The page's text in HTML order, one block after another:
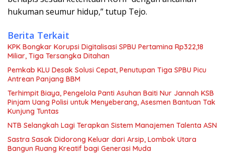
hukuman seumur hidup,” tutup Tejo.
Berita Terkait
KPK Bongkar Korupsi Digitalisasi SPBU Pertamina Rp322,18
Miliar, Tiga Tersangka Ditahan
Pemkab KLU Desak Solusi Cepat, Penutupan Tiga SPBU Picu
Antrean Panjang BBM
Terhimpit Biaya, Pengelola Panti Asuhan Baiti Nur Jannah KSB
Pinjam Uang Polisi untuk Menyeberang, Asesmen Bantuan Tak
Kunjung Tuntas
NTB Selangkah Lagi Terapkan Sistem Manajemen Talenta ASN
Sastra Sasak Didorong Keluar dari Arsip, Lombok Utara
Bangun Ruang Kreatif bagi Generasi Muda